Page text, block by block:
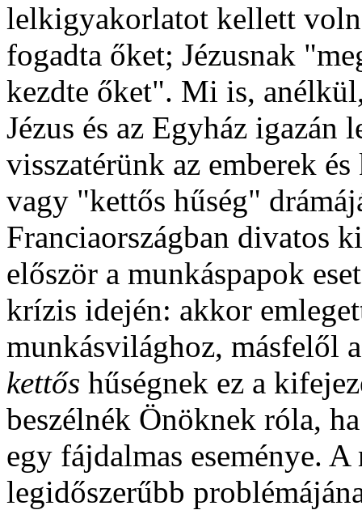
lelkigyakorlatot kellett
fogadta őket; Jézusnak
kezdte őket". Mi is,
Jézus és az Egyház igazán
visszatérünk az emberek
vagy "kettős hűség"
Franciaországban divatos
először a munkáspapok
krízis idején: akkor
munkásvilághoz, másfelől
kettős hűségnek ez a
beszélnék Önöknek róla,
egy fájdalmas eseménye.
legidőszerűbb